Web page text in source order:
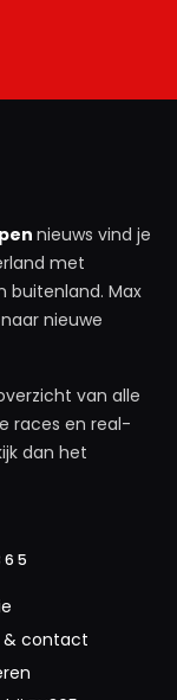
nieuws vind je
met
buitenland. Max
nieuwe
van alle
races en real-
dan het
& contact